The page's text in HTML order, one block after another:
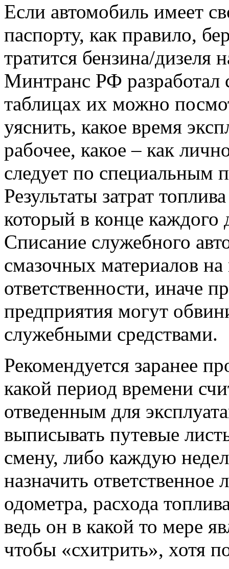
Если автомобиль имеет
паспорту, как правило,
тратится бензина/
Минтранс РФ разработал
таблицах их можно
уяснить, какое время
рабочее, какое – как
следует по специальным
Результаты затрат
который в конце каждого
Списание служебного
смазочных материалов на
ответственности, иначе
предприятия могут
служебными средствами.
Рекомендуется заранее
какой период времени
отведенным для
выписывать путевые
смену, либо каждую
назначить ответственное
одометра, расхода
ведь он в какой то мере
чтобы «схитрить», хотя